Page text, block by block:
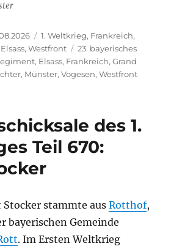
Kategorien
1. Weltkrieg, Frankreich,
,Westfront Schlagwörter
23. bayerisches
, Elsass, Frankreich,Grand
, Münster,Vogesen,Westfront
des 1.
Teil 670:
Stocker stammte ausRotthof,
bayerischen Gemeinde
. Im Ersten Weltkrieg